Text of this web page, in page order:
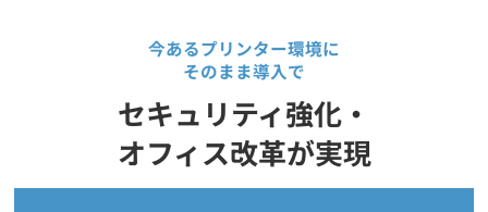
今あるプリンター環境に
そのまま導入で
セキュリティ強化・
オフィス改革が実現